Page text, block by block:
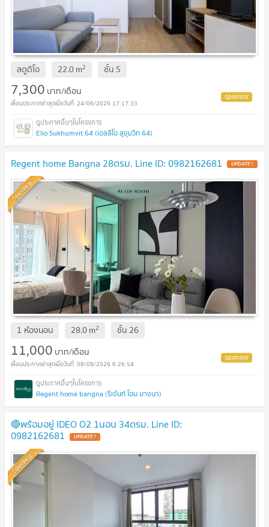
สตูดิโอ 22.0m2 ชั้น 5
7,300 บาท/เดือน
24/06/2026 17:17:33
Elio Sukhumvit 64 (เอลลิโอ สุขุมวิท 64)
Regent home Bangna 28ตรม. Line ID: 0982162681 UPDATE !
Standard
1 ห้องนอน 28.0m2 ชั้น 26
11,000 บาท/เดือน
08/08/2026 6:26:54
Regent home bangna (รีเจ้นท์ โฮม บางนา)
🔴พร้อมอยู่ IDEO O2 1นอน 34ตรม. Line ID:
0982162681 UPDATE !
Standard